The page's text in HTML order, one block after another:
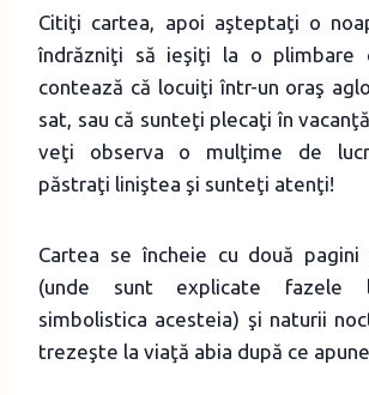
Citiţi cartea, apoi aşteptaţi o
îndrăzniţi să ieşiţi la o plimbare
contează că locuiţi într-un oraş
sat, sau că sunteţi plecaţi în
veţi observa o mulţime de
păstraţi liniştea şi sunteţi atenţi!
Cartea se încheie cu două pagini
(unde sunt explicate fazele
simbolistica acesteia) şi naturii
trezeşte la viaţă abia după ce